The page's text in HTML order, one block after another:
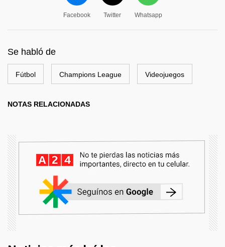
Facebook Twitter Whatsapp
Se habló de
Fútbol Champions League Videojuegos
NOTAS RELACIONADAS